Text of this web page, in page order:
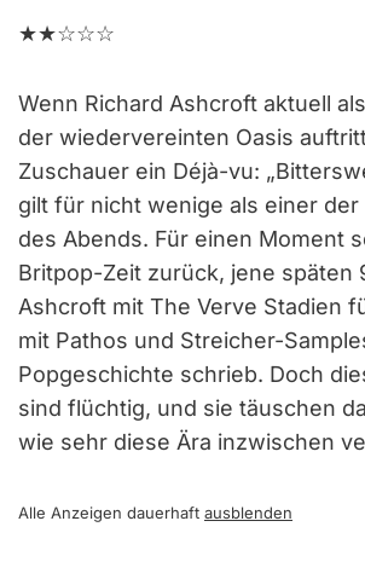
★★☆☆☆
Wenn Richard Ashcroft aktuell
der wiedervereinten Oasis
Zuschauer ein Déjà-vu:
gilt für nicht wenige als einer
des Abends. Für einen Moment
Britpop-Zeit zurück, jene späten
Ashcroft mit The Verve Stadien
mit Pathos und Streicher-
Popgeschichte schrieb. Doch
sind flüchtig, und sie täuschen
wie sehr diese Ära inzwischen
Alle Anzeigen dauerhaft ausblenden